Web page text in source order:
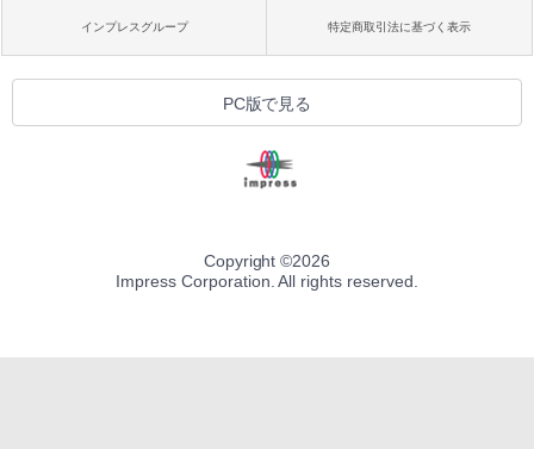
インプレスグループ 特定商取引法に基づく表示
PC版で見る
Copyright ©2026
Impress Corporation. All rights reserved.